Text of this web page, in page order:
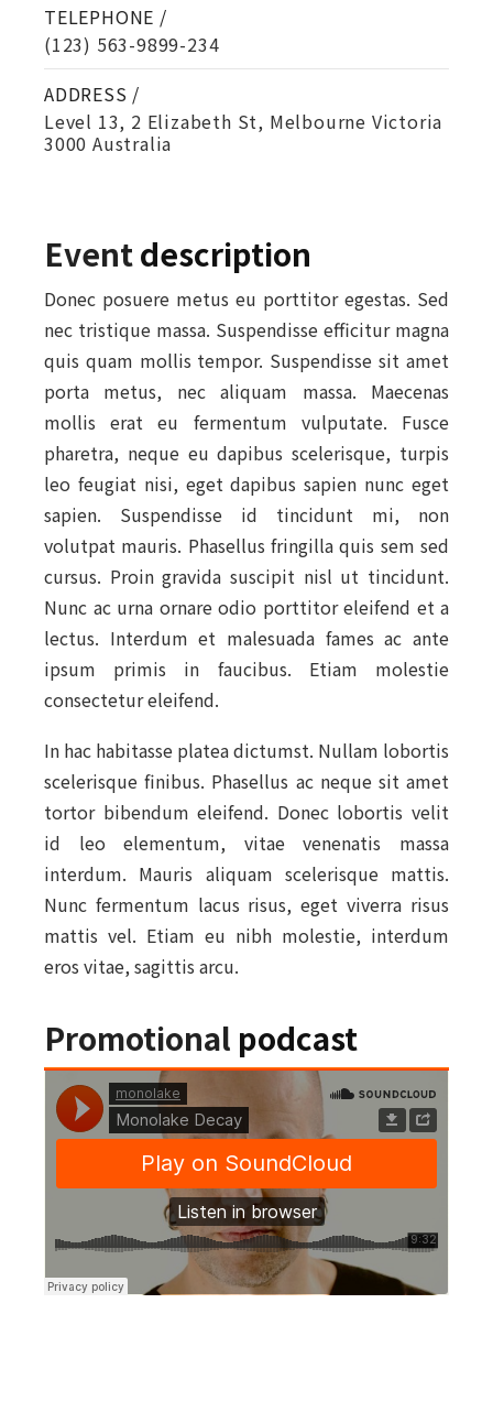
TELEPHONE /
(123) 563-9899-234
ADDRESS /
Level 13, 2 Elizabeth St, Melbourne Victoria
3000 Australia
Eventdescription
Donec posuere metus eu porttitor egestas. Sed
nec tristique massa. Suspendisse efficitur magna
quis quam mollis tempor. Suspendisse sit amet
porta metus, nec aliquam massa. Maecenas
mollis erat eu fermentum vulputate. Fusce
pharetra, neque eu dapibus scelerisque, turpis
leo feugiat nisi, eget dapibus sapien nunc eget
sapien. Suspendisse id tincidunt mi, non
volutpat mauris. Phasellus fringilla quis sem sed
cursus. Proin gravida suscipit nisl ut tincidunt.
Nunc ac urna ornare odio porttitor eleifend et a
lectus. Interdum et malesuada fames ac ante
ipsum primis in faucibus. Etiam molestie
consectetur eleifend.
In hac habitasse platea dictumst. Nullam lobortis
scelerisque finibus. Phasellus ac neque sit amet
tortor bibendum eleifend. Donec lobortis velit
id leo elementum, vitae venenatis massa
interdum. Mauris aliquam scelerisque mattis.
Nunc fermentum lacus risus, eget viverra risus
mattis vel. Etiam eu nibh molestie, interdum
eros vitae, sagittis arcu.
Promotional podcast